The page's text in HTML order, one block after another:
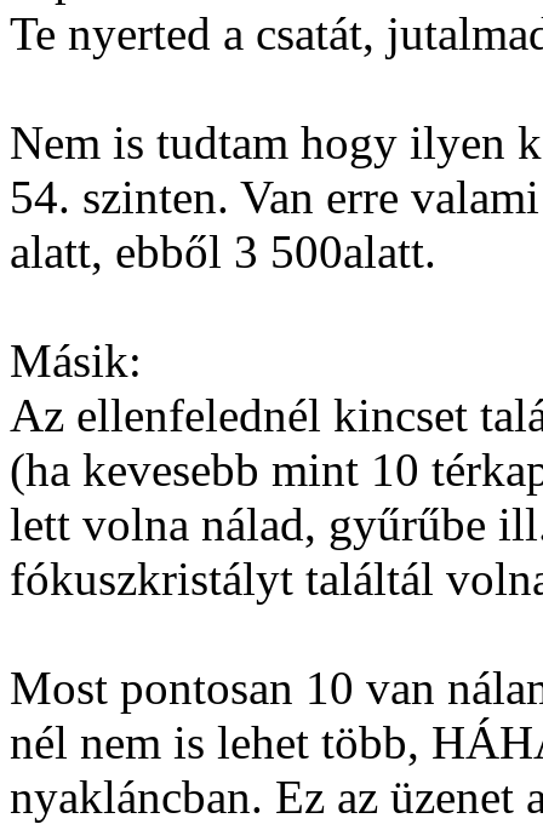
Te nyerted a csatát,
Nem is tudtam hogy ilyen
54. szinten. Van erre
alatt, ebből 3 500alatt.
Másik:
Az ellenfelednél kincset
(ha kevesebb mint 10
lett volna nálad, gyűrűbe
fókuszkristályt találtál
Most pontosan 10 van
nél nem is lehet több,
nyakláncban. Ez az